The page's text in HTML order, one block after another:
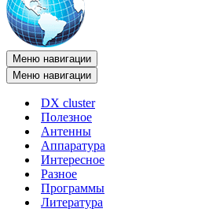
Меню навигации
Меню навигации
DX cluster
Полезное
Антенны
Аппаратура
Интересное
Разное
Программы
Литература